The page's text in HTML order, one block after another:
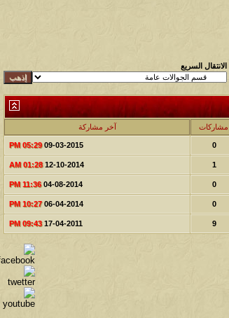
الانتقال السريع
مشاركات آخر مشاركة
0
09-03-2015
05:29 PM
1
12-10-2014
01:28 AM
0
04-08-2014
11:36 PM
0
06-04-2014
10:27 PM
9
17-04-2011
09:43 PM